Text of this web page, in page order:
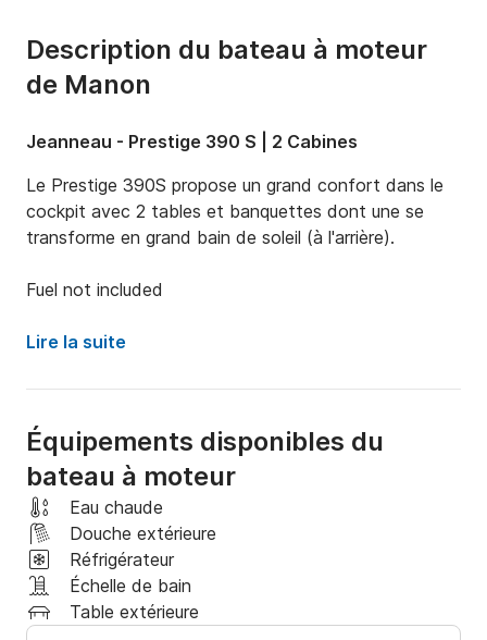
Description du bateau à moteur
de Manon
Jeanneau - Prestige 390 S | 2 Cabines
Le Prestige 390S propose un grand confort dans le
cockpit avec 2 tables et banquettes dont une se
transforme en grand bain de soleil (à l'arrière).
Fuel not included
Lire la suite
Équipements disponibles du
bateau à moteur
Eau chaude
Douche extérieure
Réfrigérateur
Échelle de bain
Table extérieure